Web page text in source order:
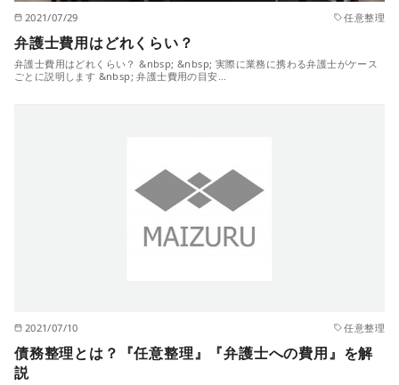
2021/07/29 任意整理
弁護士費用はどれくらい？
弁護士費用はどれくらい？ &nbsp; &nbsp; 実際に業務に携わる弁護士がケース
ごとに説明します &nbsp; 弁護士費用の目安…
2021/07/10 任意整理
債務整理とは？『任意整理』『弁護士への費用』を解
説